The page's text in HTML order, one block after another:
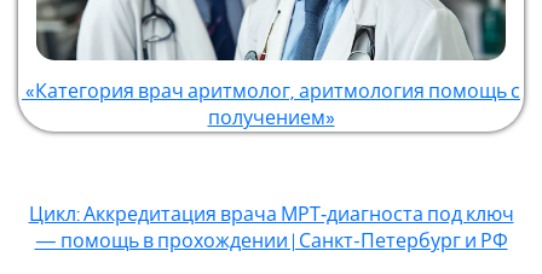
«Категория врач аритмолог, аритмология помощь с
получением»
Цикл: Аккредитация врача МРТ‑диагноста под ключ
— помощь в прохождении | Санкт-Петербург и РФ